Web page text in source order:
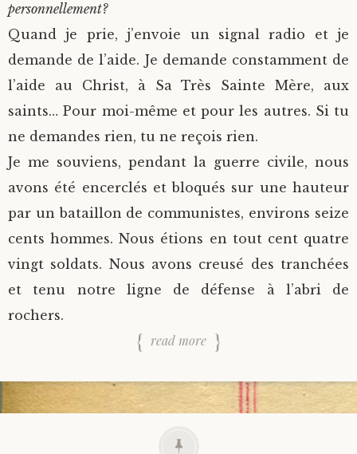
personnellement?
Quand je prie, j’envoie un signal radio et je
demande de l’aide. Je demande constamment de
l’aide au Christ, à Sa Très Sainte Mère, aux
saints… Pour moi-même et pour les autres. Si tu
ne demandes rien, tu ne reçois rien.
Je me souviens, pendant la guerre civile, nous
avons été encerclés et bloqués sur une hauteur
par un bataillon de communistes, environs seize
cents hommes. Nous étions en tout cent quatre
vingt soldats. Nous avons creusé des tranchées
et tenu notre ligne de défense à l’abri de
rochers.
read more